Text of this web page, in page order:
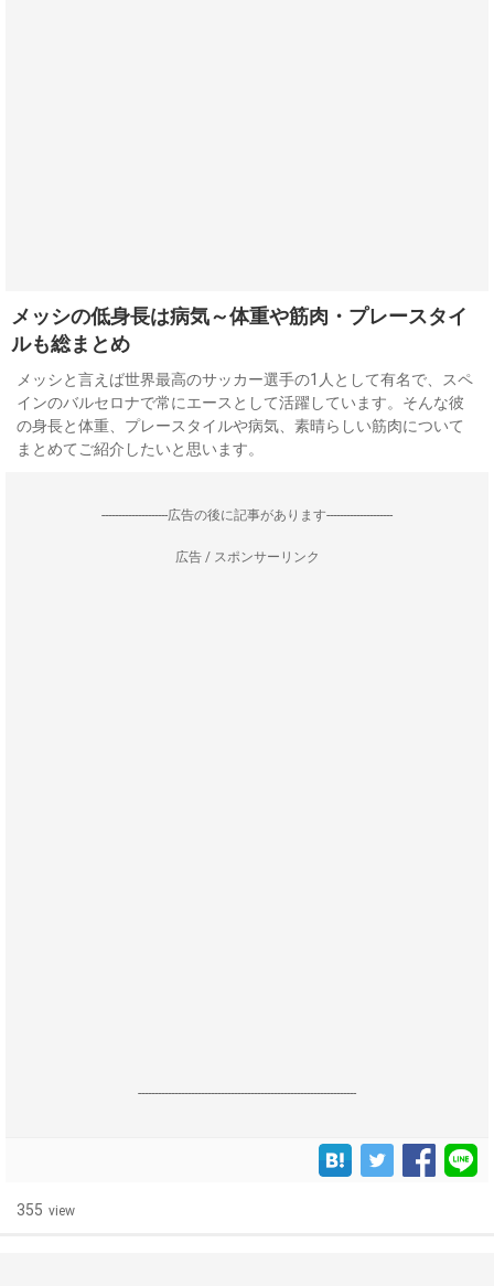
メッシの低身長は病気～体重や筋肉・プレースタイ
ルも総まとめ
メッシと言えば世界最高のサッカー選手の1人として有名で、スペ
インのバルセロナで常にエースとして活躍しています。そんな彼
の身長と体重、プレースタイルや病気、素晴らしい筋肉について
まとめてご紹介したいと思います。
--------------------広告の後に記事があります--------------------
広告 / スポンサーリンク
------------------------------------------------------------------
355 view